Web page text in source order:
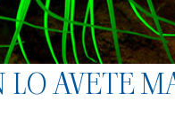
AVETE